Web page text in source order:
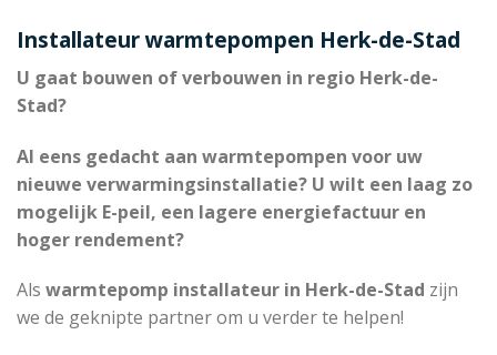
Installateur warmtepompen Herk-de-Stad
U gaat bouwen of verbouwen in regio Herk-de-
Stad?
Al eens gedacht aan warmtepompen voor uw
nieuwe verwarmingsinstallatie? U wilt een laag zo
mogelijk E-peil, een lagere energiefactuur en
hoger rendement?
Als warmtepomp installateur in Herk-de-Stad zijn
we de geknipte partner om u verder te helpen!